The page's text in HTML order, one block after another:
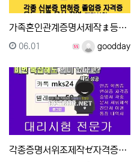
가족혼인관계증명서제작ま등초본위조㎵수능대리시험 ▶톡mks…
등록자goodday
등록일
06.01
각종증명서위조제작ゼ자격증대리시험㎄ 톡mks24-텔레그램…